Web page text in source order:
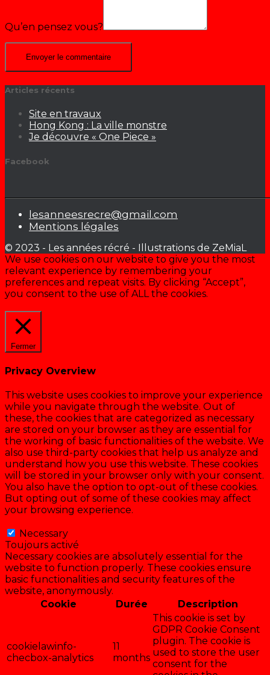
Qu’en pensez vous?
Articles récents
Site en travaux
Hong Kong : La ville monstre
Je découvre « One Piece »
Facebook
lesanneesrecre@gmail.com
Mentions légales
© 2023 - Les années récré - Illustrations de ZeMiaL
We use cookies on our website to give you the most
relevant experience by remembering your
preferences and repeat visits. By clicking “Accept”,
you consent to the use of ALL the cookies.
Fermer
Privacy Overview
This website uses cookies to improve your experience
while you navigate through the website. Out of
these, the cookies that are categorized as necessary
are stored on your browser as they are essential for
the working of basic functionalities of the website. We
also use third-party cookies that help us analyze and
understand how you use this website. These cookies
will be stored in your browser only with your consent.
You also have the option to opt-out of these cookies.
But opting out of some of these cookies may affect
your browsing experience.
Necessary
Toujours activé
Necessary cookies are absolutely essential for the
website to function properly. These cookies ensure
basic functionalities and security features of the
website, anonymously.
Cookie
Durée Description
cookielawinfo-
checbox-analytics
11
months
This cookie is set by
GDPR Cookie Consent
plugin. The cookie is
used to store the user
consent for the